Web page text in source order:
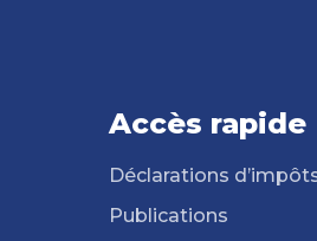
Accès rapide
Déclarations
Publications